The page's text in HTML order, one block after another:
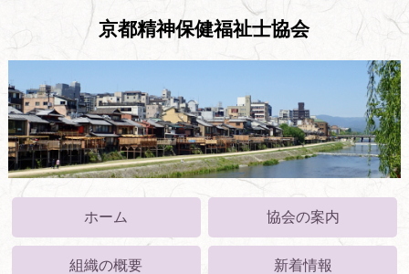
京都精神保健福祉士協会
ホーム 協会の案内
組織の概要 新着情報